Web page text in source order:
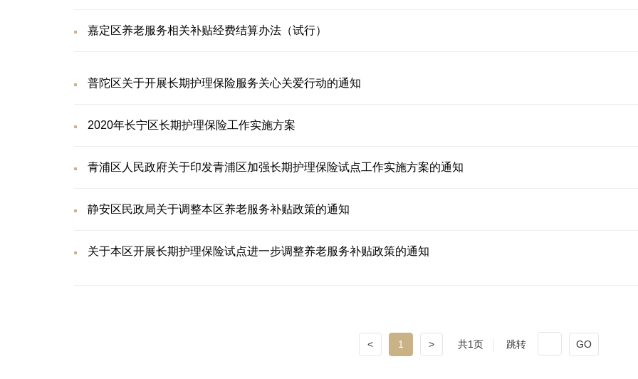
嘉定区养老服务相关补贴经费结算办法（试行）
普陀区关于开展长期护理保险服务关心关爱行动的通知
2020年长宁区长期护理保险工作实施方案
青浦区人民政府关于印发青浦区加强长期护理保险试点工作实施方案的通知
静安区民政局关于调整本区养老服务补贴政策的通知
关于本区开展长期护理保险试点进一步调整养老服务补贴政策的通知
< 1 > 共1页 跳转 GO